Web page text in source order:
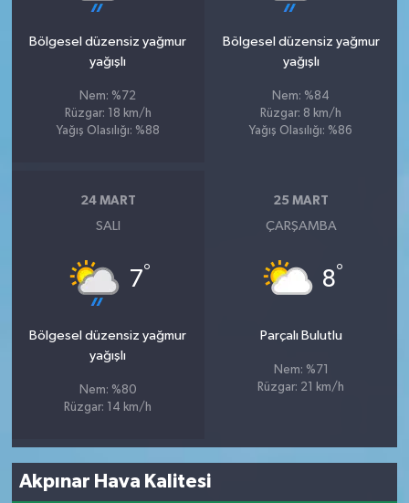
Bölgesel düzensiz yağmur
yağışlı
Nem: %72
Rüzgar: 18 km/h
Yağış Olasılığı: %88
Bölgesel düzensiz yağmur
yağışlı
Nem: %84
Rüzgar: 8 km/h
Yağış Olasılığı: %86
24 MART
SALI
7°
Bölgesel düzensiz yağmur
yağışlı
Nem: %80
Rüzgar: 14 km/h
25 MART
ÇARŞAMBA
8°
Parçalı Bulutlu
Nem: %71
Rüzgar: 21 km/h
Akpınar Hava Kalitesi